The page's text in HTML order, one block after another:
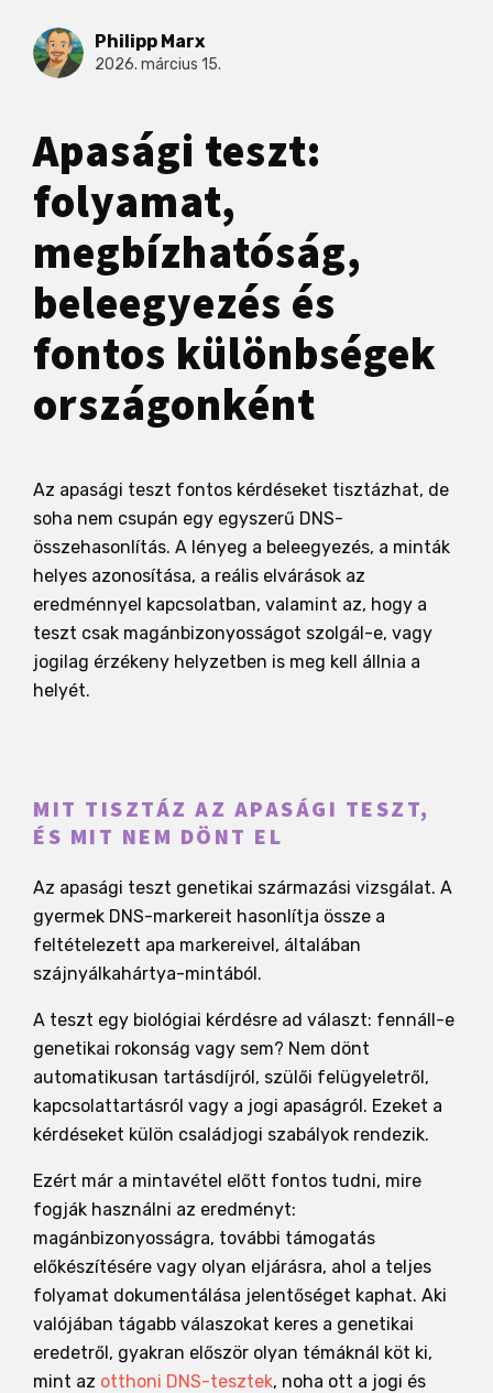
Philipp Marx
2026. március 15.
Apasági teszt:
folyamat,
megbízhatóság,
beleegyezés és
fontos különbségek
országonként
Az apasági teszt fontos kérdéseket tisztázhat, de
soha nem csupán egy egyszerű DNS-
összehasonlítás. A lényeg a beleegyezés, a minták
helyes azonosítása, a reális elvárások az
eredménnyel kapcsolatban, valamint az, hogy a
teszt csak magánbizonyosságot szolgál-e, vagy
jogilag érzékeny helyzetben is meg kell állnia a
helyét.
MIT TISZTÁZ AZ APASÁGI TESZT,
ÉS MIT NEM DÖNT EL
Az apasági teszt genetikai származási vizsgálat. A
gyermek DNS-markereit hasonlítja össze a
feltételezett apa markereivel, általában
szájnyálkahártya-mintából.
A teszt egy biológiai kérdésre ad választ: fennáll-e
genetikai rokonság vagy sem? Nem dönt
automatikusan tartásdíjról, szülői felügyeletről,
kapcsolattartásról vagy a jogi apaságról. Ezeket a
kérdéseket külön családjogi szabályok rendezik.
Ezért már a mintavétel előtt fontos tudni, mire
fogják használni az eredményt:
magánbizonyosságra, további támogatás
előkészítésére vagy olyan eljárásra, ahol a teljes
folyamat dokumentálása jelentőséget kaphat. Aki
valójában tágabb válaszokat keres a genetikai
eredetről, gyakran először olyan témáknál köt ki,
mint az otthoni DNS-tesztek, noha ott a jogi és